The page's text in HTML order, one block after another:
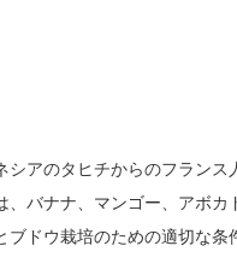
アのタヒチからのフラン
バナナ、マンゴー、アボカ
ドウ栽培のための適切な条